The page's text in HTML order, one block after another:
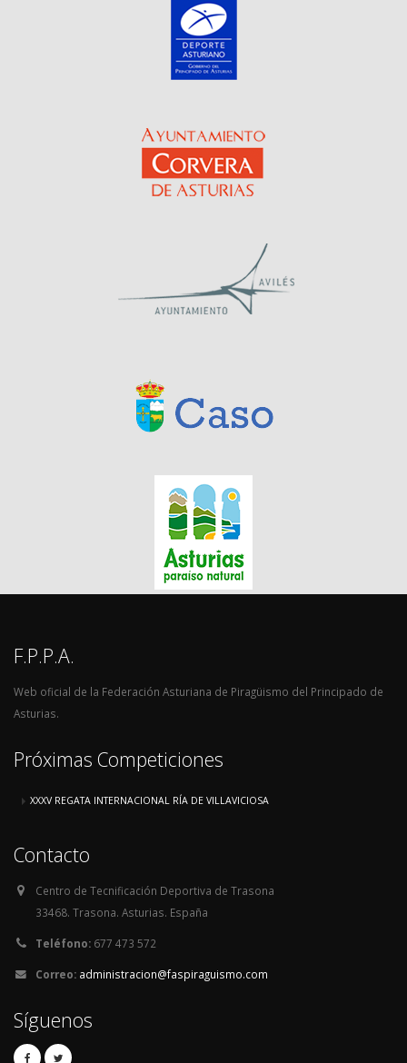
F.P.P.A.
Web oficial de la Federación Asturiana de Piragüismo del Principado de
Asturias.
Próximas Competiciones
XXXV REGATA INTERNACIONAL RÍA DE VILLAVICIOSA
Contacto
Centro de Tecnificación Deportiva de Trasona
33468. Trasona. Asturias. España
Teléfono: 677 473 572
Correo: administracion@faspiraguismo.com
Síguenos